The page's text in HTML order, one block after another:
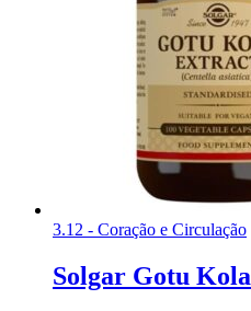
3.12 - Coração e Circulação
Solgar Gotu Kola